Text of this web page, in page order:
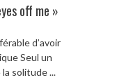
off me »
d’avoir
Seul un
solitude ...